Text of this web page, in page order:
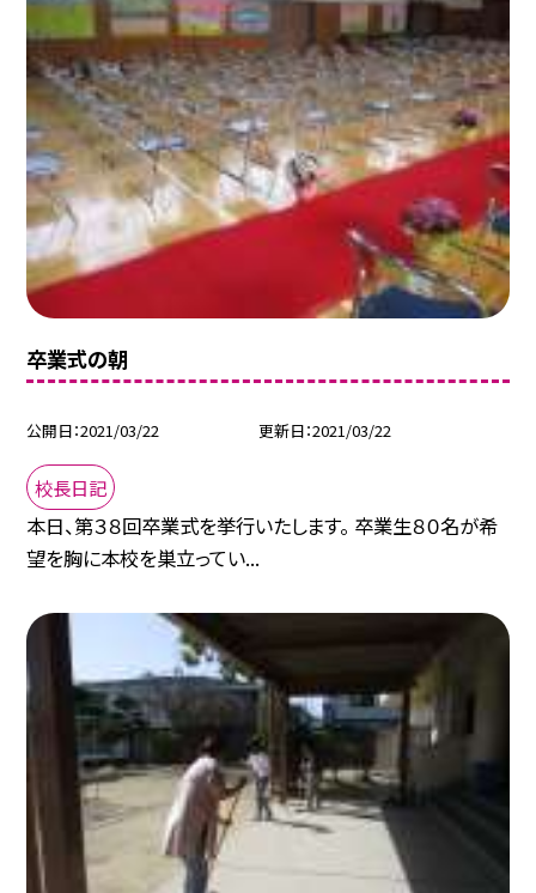
卒業式の朝
公開日 2021/03/22 更新日 2021/03/22
校長日記
本日、第３８回卒業式を挙行いたします。 卒業生８０名が希
望を胸に本校を巣立ってい...